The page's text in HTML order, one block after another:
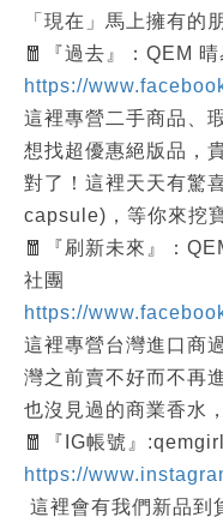
「現在」馬上擁有的
🧧『過去』：QEM
https://
這裡專營二手商品、
想找超優惠絕版品，
對了！這裡天天有驚
capsule)，等你來挖
🧧『刷新未來』：
社團
https://
這裡專營台灣進口商
灣之前賣不好而不再
也沒見過的商業香水
🧧『IG帳號』:qemgirl
https://
這裡會有我們新品到